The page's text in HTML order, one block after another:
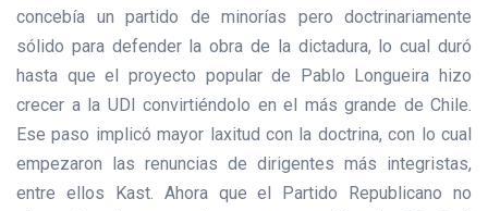
concebía un partido de minorías pero doctrinariamente
sólido para defender la obra de la dictadura, lo cual duró
hasta que el proyecto popular de Pablo Longueira hizo
crecer a la UDI convirtiéndolo en el más grande de Chile.
Ese paso implicó mayor laxitud con la doctrina, con lo cual
empezaron las renuncias de dirigentes más integristas,
entre ellos Kast. Ahora que el Partido Republicano no